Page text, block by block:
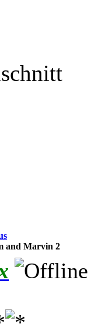
and Marvin 2